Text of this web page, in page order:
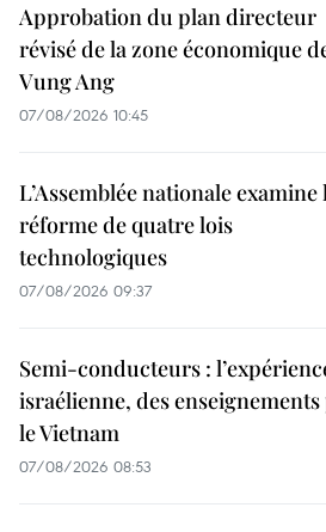
Approbation du plan directeur
révisé de la zone économique
Vung Ang
07/08/2026 10:45
L’Assemblée nationale examine
réforme de quatre lois
technologiques
07/08/2026 09:37
Semi-conducteurs :
israélienne, des
le Vietnam
07/08/2026 08:53